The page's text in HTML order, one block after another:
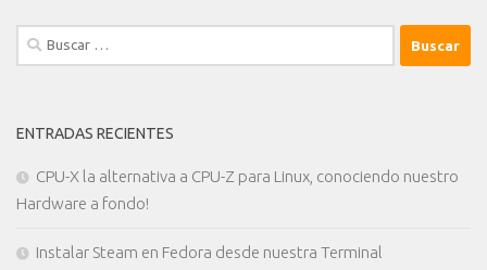
Buscar:
ENTRADAS RECIENTES
CPU-X la alternativa a CPU-Z para Linux, conociendo nuestro
Hardware a fondo!
Instalar Steam en Fedora desde nuestra Terminal